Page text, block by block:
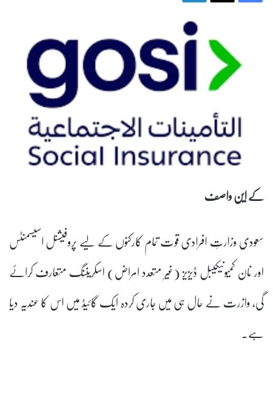
کے این واصف
سعودی وزارتِ افرادی قوت تمام کارکنوں کے لیے پروفیشنل اسیسمنٹس
اور نان کمیونیکیبل ڈیزیز (غیر متعدد امراض) اسکریننگ متعارف کرائے
گی، وازرت نے حال ہی میں جاری کردہ ایک گائیڈ میں اس کا عندیہ دیا
ہے۔